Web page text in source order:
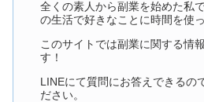
全くの素人から副業を始めた私
の生活で好きなことに時間を使
このサイトでは副業に関する情
す！
LINEにて質問にお答えできるの
ださい。